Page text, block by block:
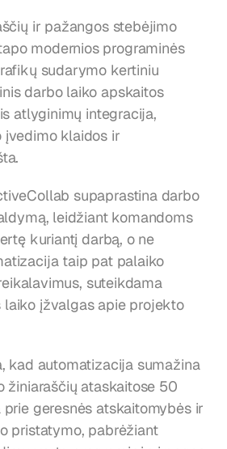
ir pažangos stebėjimo
modernios programinės
sudarymo kertiniu
darbo laiko apskaitos
atlyginimų integracija,
įvedimo klaidos ir
supaprastina darbo
leidžiant komandoms
kuriantį darbą, o ne
taip pat palaiko
suteikdama
laiko įžvalgas apie projekto
kad automatizacija sumažina
žiniaraščių ataskaitose 50
prie geresnės atskaitomybės ir
pristatymo, pabrėžiant